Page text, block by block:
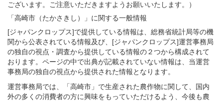
ございます。ご注意いただきますようお願いいたします。）
「高崎市（たかさきし）」 に関する一般情報
[ジャパンクロップス]で提供している情報は、総務省統計局等の機
関から公表されている情報及び、[ジャパンクロップス]運営事務局
の独自の視点・調査から提供している情報の２つから構成されて
おります。ページの中で出典が記載されていない情報は、当運営
事務局の独自の視点から提供された情報となります。
運営事務局では、「高崎市」で生産された農作物に関して、国内
外の多くの消費者の方に興味をもっていただけるよう、今後も農